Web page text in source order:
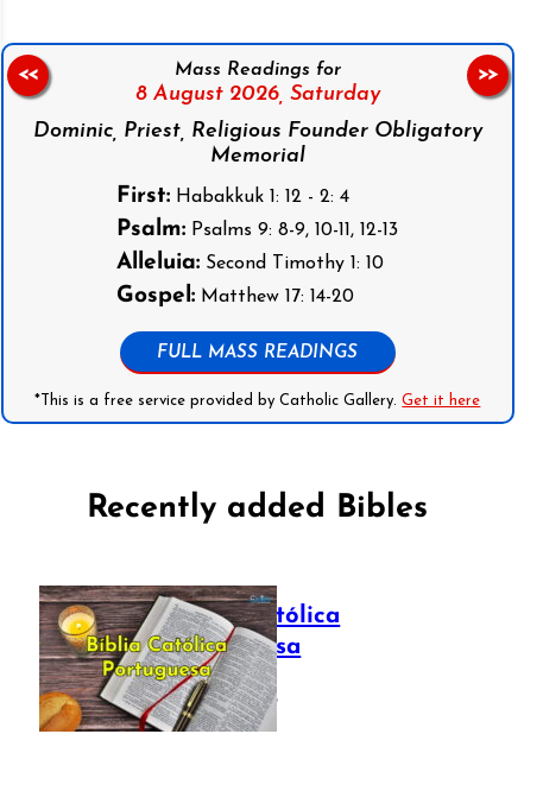
Mass Readings for
8 August 2026, Saturday
Dominic, Priest, Religious Founder Obligatory
Memorial
First: Habakkuk 1: 12 - 2: 4
Psalm: Psalms 9: 8-9, 10-11, 12-13
Alleluia: Second Timothy 1: 10
Gospel: Matthew 17: 14-20
FULL MASS READINGS
*This is a free service provided by Catholic Gallery.Get it here
<< >>
Recently added Bibles
Bíblia Católica
Portuguesa
July 16, 2025